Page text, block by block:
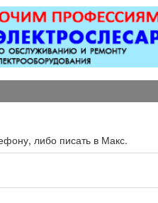
все
работ;
либо писать в Макс.